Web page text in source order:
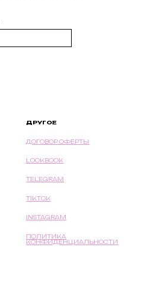
ПОЛИТИКА
КОНФИДЕНЦИАЛЬНОСТИ
TELEGRAM
INSTAGRAM
TIKTOK
ДОГОВОР ОФЕРТЫ
ДРУГОЕ
LOOKBOOK